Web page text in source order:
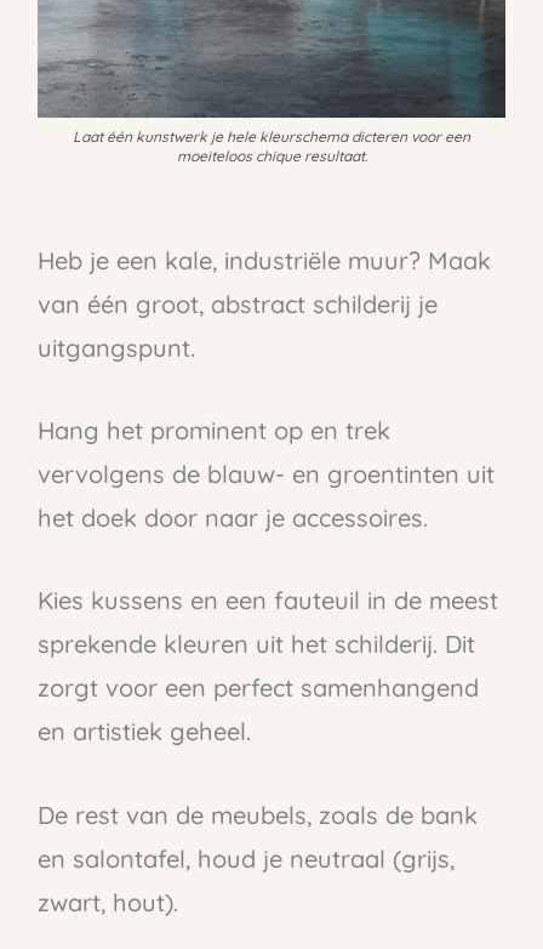
Laat één kunstwerk je hele kleurschema dicteren voor een
moeiteloos chique resultaat.
Heb je een kale, industriële muur? Maak
van één groot, abstract schilderij je
uitgangspunt.
Hang het prominent op en trek
vervolgens de blauw- en groentinten uit
het doek door naar je accessoires.
Kies kussens en een fauteuil in de meest
sprekende kleuren uit het schilderij. Dit
zorgt voor een perfect samenhangend
en artistiek geheel.
De rest van de meubels, zoals de bank
en salontafel, houd je neutraal (grijs,
zwart, hout).